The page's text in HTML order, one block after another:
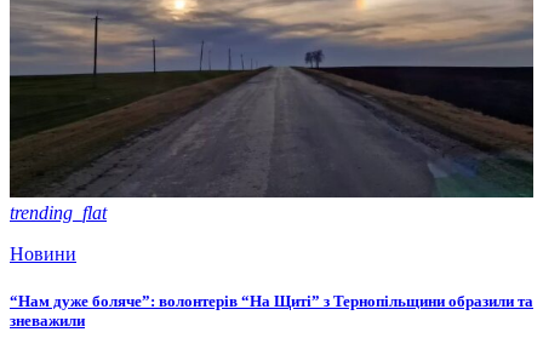
trending_flat
Новини
“Нам дуже боляче”: волонтерів “На Щиті” з Тернопільщини образили та
зневажили